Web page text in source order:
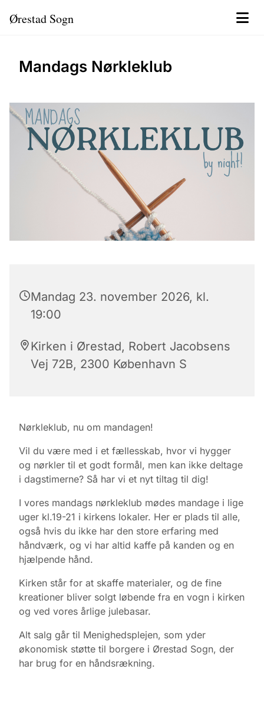
Ørestad Sogn
Mandags Nørkleklub
Mandag 23. november 2026, kl.
19:00
Kirken i Ørestad, Robert Jacobsens
Vej 72B, 2300 København S
Nørkleklub, nu om mandagen!
Vil du være med i et fællesskab, hvor vi hygger
og nørkler til et godt formål, men kan ikke deltage
i dagstimerne? Så har vi et nyt tiltag til dig!
I vores mandags nørkleklub mødes mandage i lige
uger kl.19-21 i kirkens lokaler. Her er plads til alle,
også hvis du ikke har den store erfaring med
håndværk, og vi har altid kaffe på kanden og en
hjælpende hånd.
Kirken står for at skaffe materialer, og de fine
kreationer bliver solgt løbende fra en vogn i kirken
og ved vores årlige julebasar.
Alt salg går til Menighedsplejen, som yder
økonomisk støtte til borgere i Ørestad Sogn, der
har brug for en håndsrækning.